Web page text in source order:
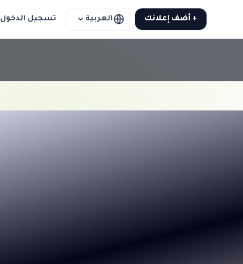
+ أضف إعلانك العربية تسجيل الدخول